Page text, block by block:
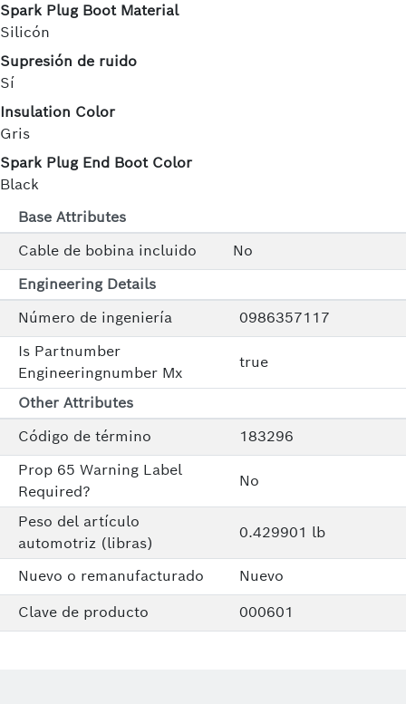
Spark Plug Boot Material
Silicón
Supresión de ruido
Sí
Insulation Color
Gris
Spark Plug End Boot Color
Black
Base Attributes
Cable de bobina incluido
No
Engineering Details
Número de ingeniería
0986357117
Is Partnumber
Engineeringnumber Mx
true
Other Attributes
Código de término
183296
Prop 65 Warning Label
Required?
No
Peso del artículo
automotriz (libras)
0.429901 lb
Nuevo o remanufacturado
Nuevo
Clave de producto
000601